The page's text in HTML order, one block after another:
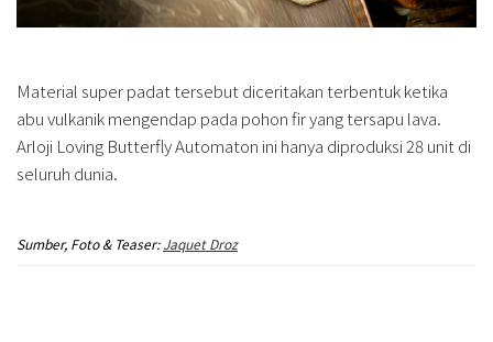
Material super padat tersebut diceritakan terbentuk ketika
abu vulkanik mengendap pada pohon fir yang tersapu lava.
Arloji Loving Butterfly Automaton ini hanya diproduksi 28 unit di
seluruh dunia.
Sumber, Foto & Teaser:Jaquet Droz